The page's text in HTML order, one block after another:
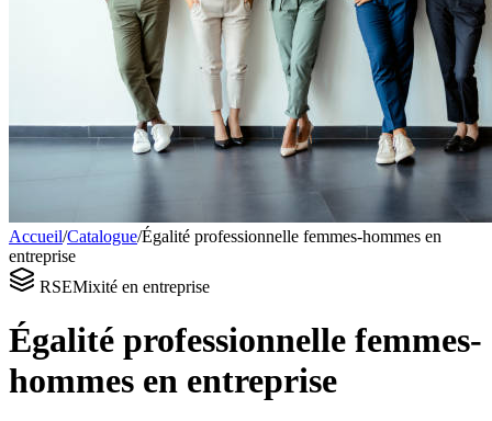
Accueil/Catalogue/Égalité professionnelle femmes-hommes en
entreprise
RSEMixité en entreprise
Égalité professionnelle femmes-
hommes en entreprise